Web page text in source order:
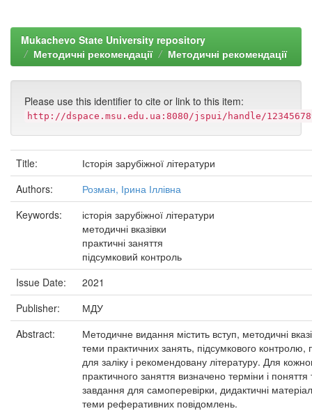
Mukachevo State University repository
Методичні рекомендації
Методичні рекомендації
Please use this identifier to cite or link to this item:
http://dspace.msu.edu.ua:8080/jspui/handle/
Title:
Історія зарубіжної літератури
Authors:
Розман, Ірина Іллівна
Keywords:
історія зарубіжної літератури
методичні вказівки
практичні заняття
підсумковий контроль
Issue Date:
2021
Publisher:
МДУ
Abstract:
Методичне видання містить вступ, методичні
теми практичних занять, підсумкового контролю,
для заліку і рекомендовану літературу. Для
практичного заняття визначено терміни і
завдання для самоперевірки, дидактичні
теми реферативних повідомлень.